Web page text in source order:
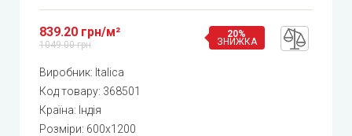
839.20 грн/м²
1049.00 грн
20%
ЗНИЖКА
Виробник: Italica
Код товару: 368501
Країна: Індія
Розміри: 600x1200